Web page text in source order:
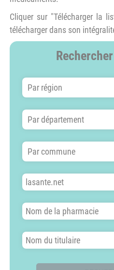
Cliquer sur "Télécharger la
télécharger dans son
Par région
Par département
Par commune
Nom du site
Nom de la pharmacie
Nom du titulaire